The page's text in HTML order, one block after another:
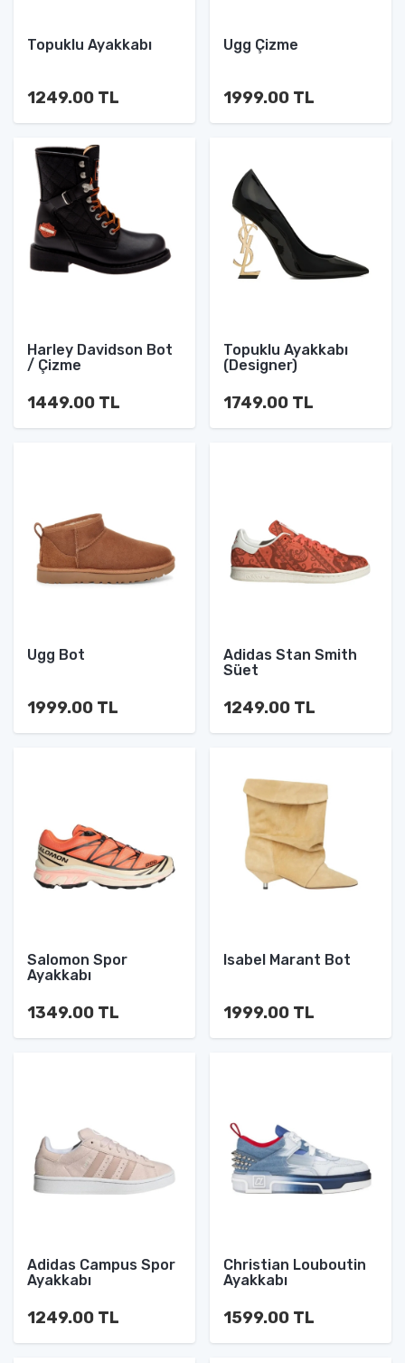
Topuklu Ayakkabı
1249.00 TL
Ugg Çizme
1999.00 TL
Harley Davidson Bot
/ Çizme
1449.00 TL
Topuklu Ayakkabı
(Designer)
1749.00 TL
Ugg Bot
1999.00 TL
Adidas Stan Smith
Süet
1249.00 TL
Salomon Spor
Ayakkabı
1349.00 TL
Isabel Marant Bot
1999.00 TL
Adidas Campus Spor
Ayakkabı
1249.00 TL
Christian Louboutin
Ayakkabı
1599.00 TL